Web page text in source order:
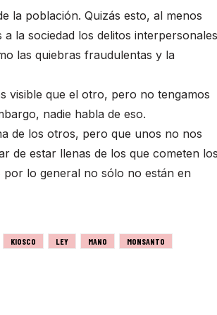
la población. Quizás esto, al menos
la sociedad los delitos interpersonales
las quiebras fraudulentas y la
visible que el otro, pero no tengamos
nadie habla de eso.
de los otros, pero que unos no nos
de estar llenas de los que cometen los
por lo general no sólo no están en
KIOSCO LEY MANO
MONSANTO